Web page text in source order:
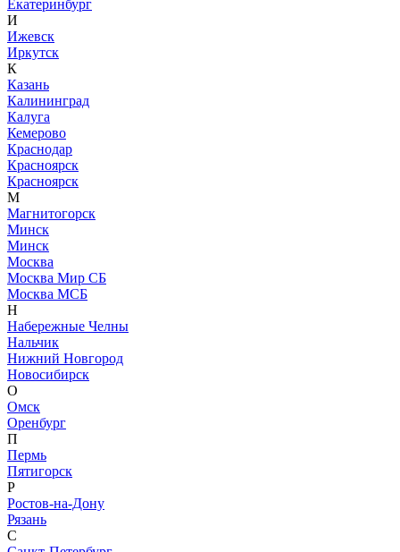
Екатеринбург
И
Ижевск
Иркутск
К
Казань
Калининград
Калуга
Кемерово
Краснодар
Красноярск
Красноярск
М
Магнитогорск
Минск
Минск
Москва
Москва Мир СБ
Москва МСБ
Н
Набережные Челны
Нальчик
Нижний Новгород
Новосибирск
О
Омск
Оренбург
П
Пермь
Пятигорск
Р
Ростов-на-Дону
Рязань
С